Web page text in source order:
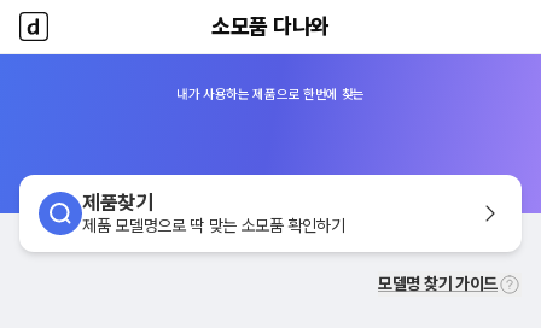
소모품 다나와
홈
소모품 다나와
내가 사용하는 제품으로 한번에 찾는
제품찾기
제품 모델명으로 딱 맞는 소모품 확인하기
모델명 찾기 가이드